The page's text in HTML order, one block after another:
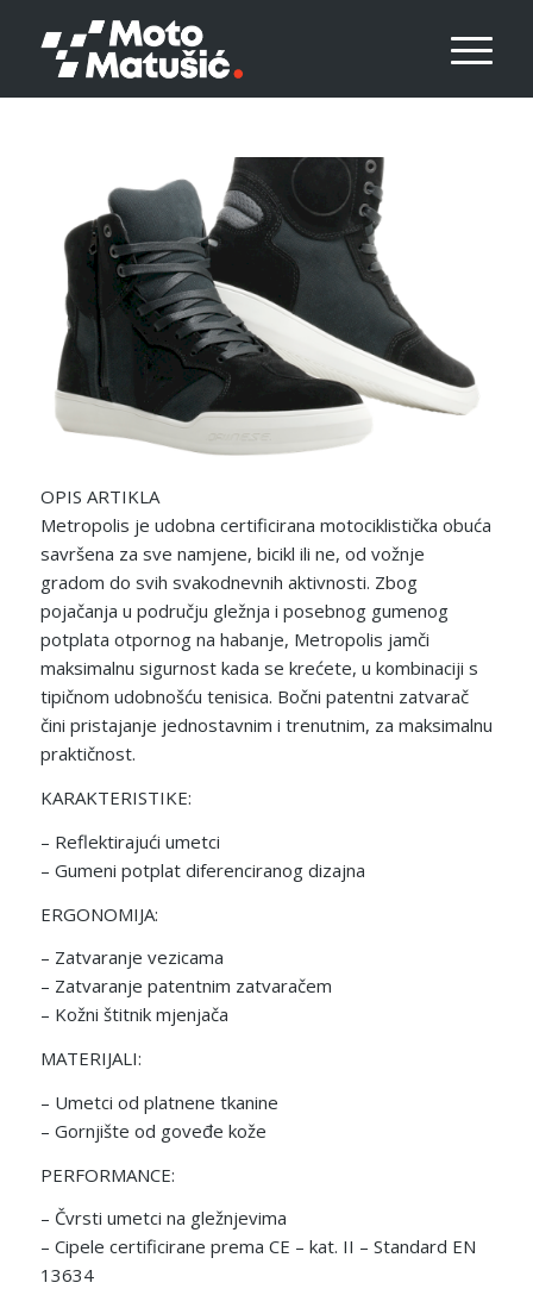
OPIS ARTIKLA
Metropolis je udobna certificirana motociklistička obuća
savršena za sve namjene, bicikl ili ne, od vožnje
gradom do svih svakodnevnih aktivnosti. Zbog
pojačanja u području gležnja i posebnog gumenog
potplata otpornog na habanje, Metropolis jamči
maksimalnu sigurnost kada se krećete, u kombinaciji s
tipičnom udobnošću tenisica. Bočni patentni zatvarač
čini pristajanje jednostavnim i trenutnim, za maksimalnu
praktičnost.
KARAKTERISTIKE:
– Reflektirajući umetci
– Gumeni potplat diferenciranog dizajna
ERGONOMIJA:
– Zatvaranje vezicama
– Zatvaranje patentnim zatvaračem
– Kožni štitnik mjenjača
MATERIJALI:
– Umetci od platnene tkanine
– Gornjište od goveđe kože
PERFORMANCE:
– Čvrsti umetci na gležnjevima
– Cipele certificirane prema CE – kat. II – Standard EN
13634